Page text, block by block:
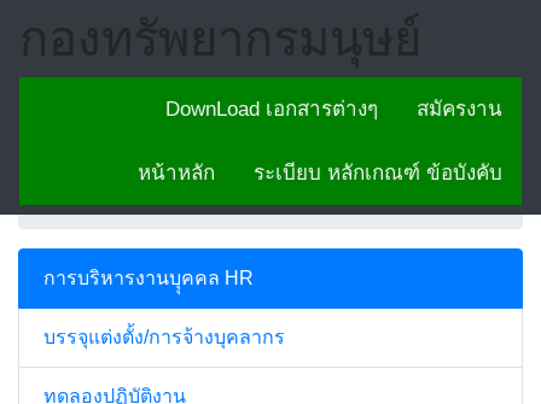
กองทรัพยากรมนุษย์
สมัครงาน
DownLoad เอกสารต่างๆ
ระเบียบ หลักเกณฑ์ ข้อบังคับ
หน้าหลัก
การบริหารงานบุคคลHR
การบริหารงานบุุคคล HR
บรรจุแต่งตั้ง/การจ้างบุคลากร
ทดลองปฏิบัติงาน